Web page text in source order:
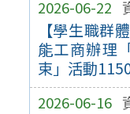
2026-06-22
【學生職群
能工商辦理
束」活動
2026-06-16